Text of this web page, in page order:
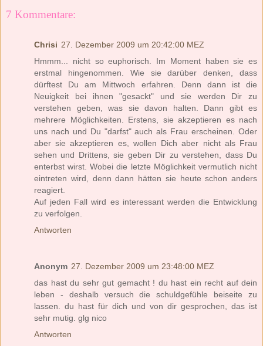
7 Kommentare:
Chrisi 27. Dezember 2009 um 20:42:00 MEZ
Hmmm... nicht so euphorisch. Im Moment haben sie es
erstmal hingenommen. Wie sie darüber denken, dass
dürftest Du am Mittwoch erfahren. Denn dann ist die
Neuigkeit bei ihnen "gesackt" und sie werden Dir zu
verstehen geben, was sie davon halten. Dann gibt es
mehrere Möglichkeiten. Erstens, sie akzeptieren es nach
uns nach und Du "darfst" auch als Frau erscheinen. Oder
aber sie akzeptieren es, wollen Dich aber nicht als Frau
sehen und Drittens, sie geben Dir zu verstehen, dass Du
enterbst wirst. Wobei die letzte Möglichkeit vermutlich nicht
eintreten wird, denn dann hätten sie heute schon anders
reagiert.
Auf jeden Fall wird es interessant werden die Entwicklung
zu verfolgen.
Antworten
Anonym 27. Dezember 2009 um 23:48:00 MEZ
das hast du sehr gut gemacht ! du hast ein recht auf dein
leben - deshalb versuch die schuldgefühle beiseite zu
lassen. du hast für dich und von dir gesprochen, das ist
sehr mutig. glg nico
Antworten